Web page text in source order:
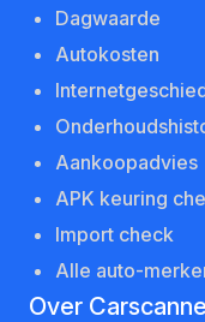
Dagwaarde
Autokosten
Aankoopadvies
APK keuring
Import check
Alle auto-
Over